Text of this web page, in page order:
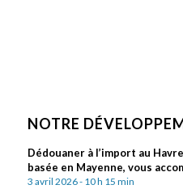
NOTRE
Dédouaner à l’import au
basée en Mayenne, vous
3 avril 2026 - 10 h 15 min